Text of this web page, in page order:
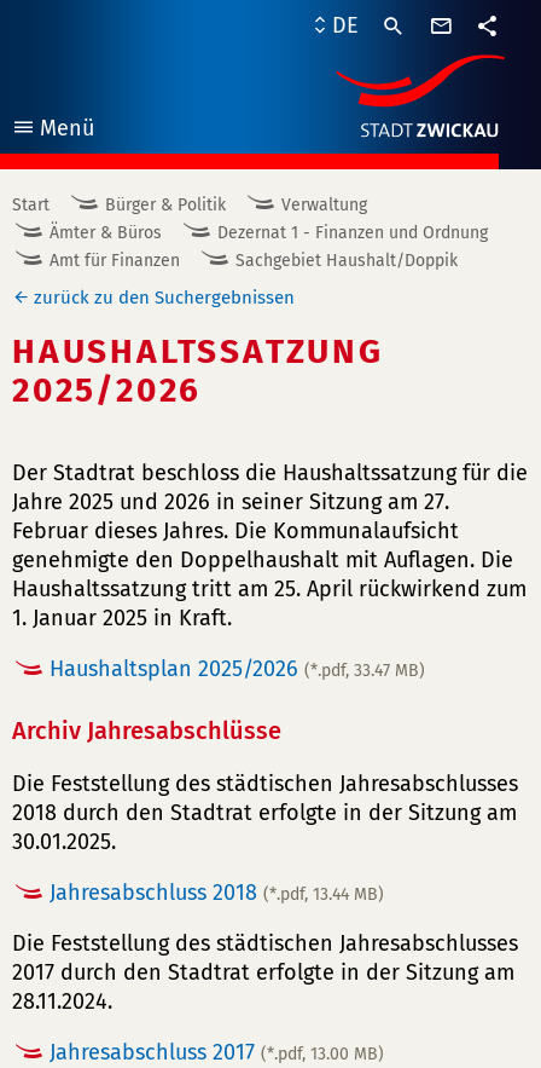
Menü
öffnen
DE
Start Bürger & Politik
Verwaltung
Ämter & Büros
Dezernat 1 - Finanzen und Ordnung
Amt für Finanzen
Sachgebiet Haushalt/Doppik
zurück zu den Suchergebnissen
HAUSHALTSSATZUNG
2025/2026
Der Stadtrat beschloss die Haushaltssatzung für die
Jahre 2025 und 2026 in seiner Sitzung am 27.
Februar dieses Jahres. Die Kommunalaufsicht
genehmigte den Doppelhaushalt mit Auflagen. Die
Haushaltssatzung tritt am 25. April rückwirkend zum
1. Januar 2025 in Kraft.
Haushaltsplan 2025/2026 (*.pdf, 33.47 MB)
Archiv Jahresabschlüsse
Die Feststellung des städtischen Jahresabschlusses
2018 durch den Stadtrat erfolgte in der Sitzung am
30.01.2025.
Jahresabschluss 2018 (*.pdf, 13.44 MB)
Die Feststellung des städtischen Jahresabschlusses
2017 durch den Stadtrat erfolgte in der Sitzung am
28.11.2024.
Jahresabschluss 2017 (*.pdf, 13.00 MB)